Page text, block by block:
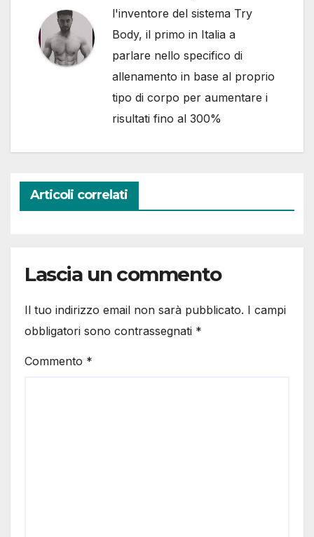
l'inventore del sistema Try
Body, il primo in Italia a
parlare nello specifico di
allenamento in base al proprio
tipo di corpo per aumentare i
risultati fino al 300%
Articoli correlati
Lascia un commento
Il tuo indirizzo email non sarà pubblicato. I campi
obbligatori sono contrassegnati *
Commento *